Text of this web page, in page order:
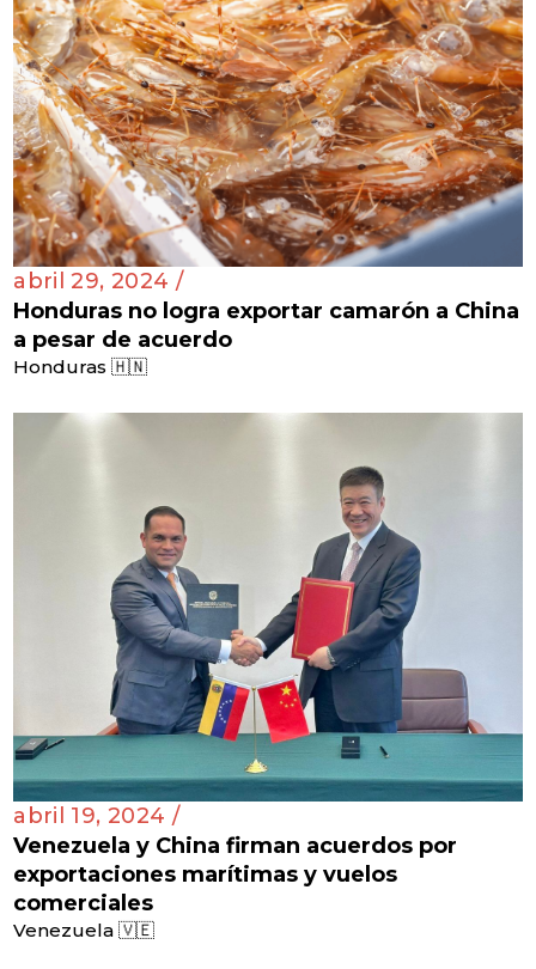
abril 29, 2024 /
Honduras no logra exportar camarón a China
a pesar de acuerdo
Honduras 🇭🇳
abril 19, 2024 /
Venezuela y China firman acuerdos por
exportaciones marítimas y vuelos
comerciales
Venezuela 🇻🇪